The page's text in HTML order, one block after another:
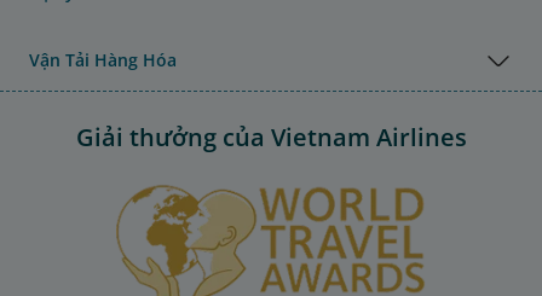
Vận Tải Hàng Hóa
Giải thưởng của Vietnam Airlines